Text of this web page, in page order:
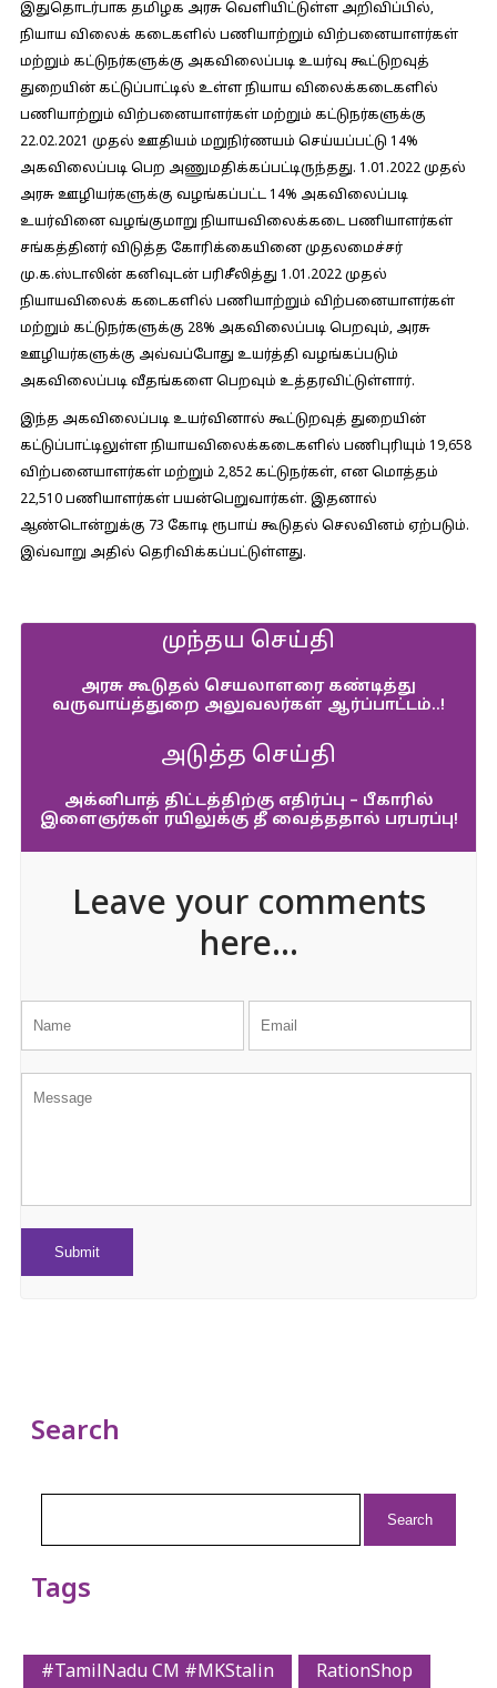
இதுதொடர்பாக தமிழக அரசு வெளியிட்டுள்ள அறிவிப்பில்,
நியாய விலைக்‌ கடைகளில்‌ பணியாற்றும்‌ விற்பனையாளர்கள்‌
மற்றும்‌ கட்டுநர்களுக்கு அகவிலைப்படி உயர்வு கூட்டுறவுத்‌
துறையின்‌ கட்டுப்பாட்டில்‌ உள்ள நியாய விலைக்கடைகளில்‌
பணியாற்றும்‌ விற்பனையாளர்கள்‌ மற்றும்‌ கட்டுநர்களுக்கு
22.02.2021 முதல் ஊதியம்‌ மறுநிர்ணயம்‌ செய்யப்பட்டு 14%
அகவிலைப்படி பெற அணுமதிக்கப்பட்டிருந்தது. 1.01.2022 முதல்‌
அரசு ஊழியர்களுக்கு வழங்கப்பட்ட 14% அகவிலைப்படி
உயர்வினை வழங்குமாறு நியாயவிலைக்கடை பணியாளர்கள்‌
சங்கத்தினர்‌ விடுத்த கோரிக்கையினை முதலமைச்சர்‌
மு.க.ஸ்டாலின்‌ கனிவுடன்‌ பரிசீலித்து 1.01.2022 முதல்‌
நியாயவிலைக்‌ கடைகளில்‌ பணியாற்றும்‌ விற்பனையாளர்கள்‌
மற்றும்‌ கட்டுநர்களுக்கு 28% அகவிலைப்படி பெறவும்‌, அரசு
ஊழியர்களுக்கு அவ்வப்போது உயர்த்தி வழங்கப்படும்‌
அகவிலைப்படி வீதங்களை பெறவும்‌ உத்தரவிட்டுள்ளார்‌.
இந்த அகவிலைப்படி உயர்வினால்‌ கூட்டுறவுத்‌ துறையின்‌
கட்டுப்பாட்டிலுள்ள நியாயவிலைக்கடைகளில்‌ பணிபுரியும்‌ 19,658
விற்பனையாளர்கள்‌ மற்றும்‌ 2,852 கட்டுநர்கள்‌, என மொத்தம்‌
22,510 பணியாளர்கள்‌ பயன்பெறுவார்கள்‌. இதனால்‌
ஆண்டொன்றுக்கு 73 கோடி ரூபாய்‌ கூடுதல்‌ செலவினம்‌ ஏற்படும்‌.
இவ்வாறு அதில் தெரிவிக்கப்பட்டுள்ளது.
முந்தய செய்தி
அரசு கூடுதல் செயலாளரை கண்டித்து
வருவாய்த்துறை அலுவலர்கள் ஆர்ப்பாட்டம்..!
அடுத்த செய்தி
அக்னிபாத் திட்டத்திற்கு எதிர்ப்பு – பீகாரில்
இளைஞர்கள் ரயிலுக்கு தீ வைத்ததால் பரபரப்பு!
Leave your comments
here...
Search
Tags
#TamilNadu CM #MKStalin RationShop